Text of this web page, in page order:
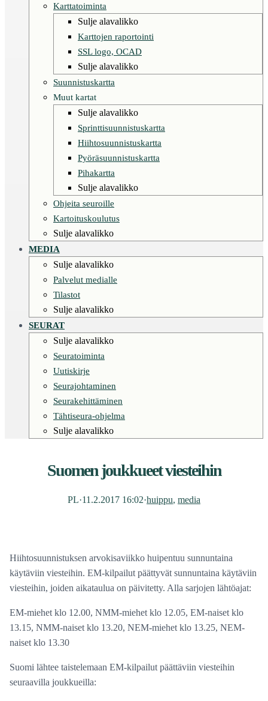
Karttatoiminta
Sulje alavalikko
Karttojen raportointi
SSL logo, OCAD
Sulje alavalikko
Suunnistuskartta
Muut kartat
Sulje alavalikko
Sprinttisuunnistuskartta
Hiihtosuunnistuskartta
Pyöräsuunnistuskartta
Pihakartta
Sulje alavalikko
Ohjeita seuroille
Kartoituskoulutus
Sulje alavalikko
MEDIA
Sulje alavalikko
Palvelut medialle
Tilastot
Sulje alavalikko
SEURAT
Sulje alavalikko
Seuratoiminta
Uutiskirje
Seurajohtaminen
Seurakehittäminen
Tähtiseura-ohjelma
Sulje alavalikko
Suomen joukkueet viesteihin
PL·11.2.2017 16:02·huippu, media
Hiihtosuunnistuksen arvokisaviikko huipentuu sunnuntaina
käytäviin viesteihin. EM-kilpailut päättyvät sunnuntaina käytäviin
viesteihin, joiden aikataulua on päivitetty. Alla sarjojen lähtöajat:
EM-miehet klo 12.00, NMM-miehet klo 12.05, EM-naiset klo
13.15, NMM-naiset klo 13.20, NEM-miehet klo 13.25, NEM-
naiset klo 13.30
Suomi lähtee taistelemaan EM-kilpailut päättäviin viesteihin
seuraavilla joukkueilla: